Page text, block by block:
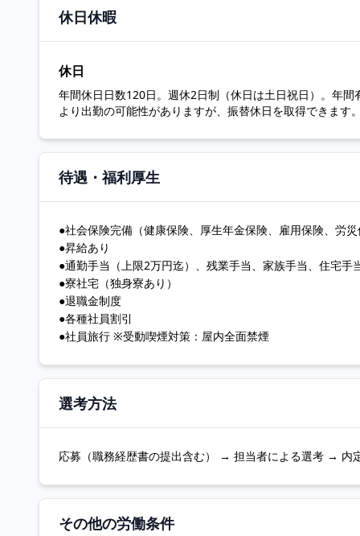
休日休暇
休日
年間休日日数120日。週休2日制（休日は土日祝日）。年
より出勤の可能性がありますが、振替休日を取得できます。
待遇・福利厚生
●社会保険完備（健康保険、厚生年金保険、雇用保険、労災
●昇給あり
●通勤手当（上限2万円迄）、残業手当、家族手当、住宅手
●寮社宅（独身寮あり）
●退職金制度
●各種社員割引
●社員旅行 ※受動喫煙対策：屋内全面禁煙
選考方法
応募（職務経歴書の提出含む） → 担当者による選考 → 内
その他の労働条件